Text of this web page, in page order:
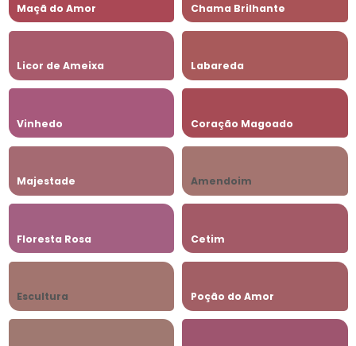
Maçã do Amor Chama Brilhante
Licor de Ameixa Labareda
Vinhedo Coração Magoado
Majestade Amendoim
Floresta Rosa Cetim
Escultura Poção do Amor